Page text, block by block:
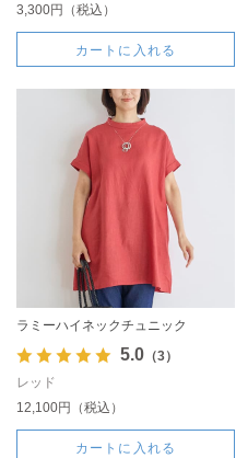
3,300円（税込）
カートに入れる
ラミーハイネックチュニック
5.0（3）
レッド
12,100円（税込）
カートに入れる